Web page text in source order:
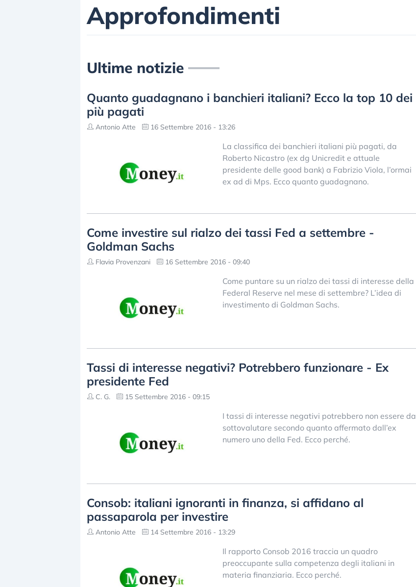
Approfondimenti
Ultime notizie
Quanto guadagnano i banchieri italiani? Ecco la top 10 dei
più pagati
Antonio Atte 16 Settembre 2016 - 13:26
La classifica dei banchieri italiani più pagati, da
Roberto Nicastro (ex dg Unicredit e attuale
presidente delle good bank) a Fabrizio Viola, l’ormai
ex ad di Mps. Ecco quanto guadagnano.
Come investire sul rialzo dei tassi Fed a settembre -
Goldman Sachs
Flavia Provenzani 16 Settembre 2016 - 09:40
Come puntare su un rialzo dei tassi di interesse della
Federal Reserve nel mese di settembre? L’idea di
investimento di Goldman Sachs.
Tassi di interesse negativi? Potrebbero funzionare - Ex
presidente Fed
C. G. 15 Settembre 2016 - 09:15
I tassi di interesse negativi potrebbero non essere da
sottovalutare secondo quanto affermato dall’ex
numero uno della Fed. Ecco perché.
Consob: italiani ignoranti in finanza, si affidano al
passaparola per investire
Antonio Atte 14 Settembre 2016 - 13:29
Il rapporto Consob 2016 traccia un quadro
preoccupante sulla competenza degli italiani in
materia finanziaria. Ecco perché.